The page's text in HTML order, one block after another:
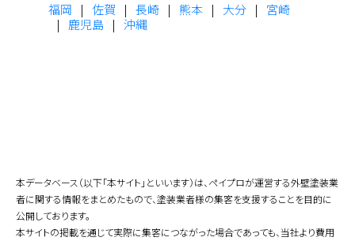
福岡
佐賀 長崎 熊本 大分
宮崎
鹿児島
沖縄
本データベース（以下「本サイト」といいます）は、ペイプロが運営する外壁塗装業
者に関する情報をまとめたもので、塗装業者様の集客を支援することを目的に
公開しております。
本サイトの掲載を通じて実際に集客につながった場合であっても、当社より費用